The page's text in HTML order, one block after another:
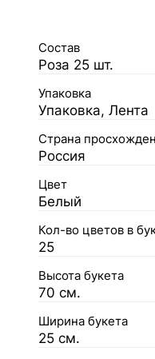
Состав
Роза 25 шт.
Упаковка
Упаковка, Лента
Страна
Россия
Цвет
Белый
Кол-во цветов в
25
Высота букета
70 см.
Ширина букета
25 см.